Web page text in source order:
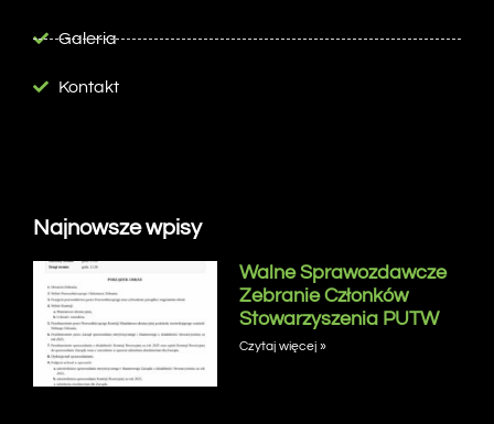
Galeria
Kontakt
Najnowsze wpisy
Walne Sprawozdawcze
Zebranie Członków
Stowarzyszenia PUTW
Czytaj więcej »